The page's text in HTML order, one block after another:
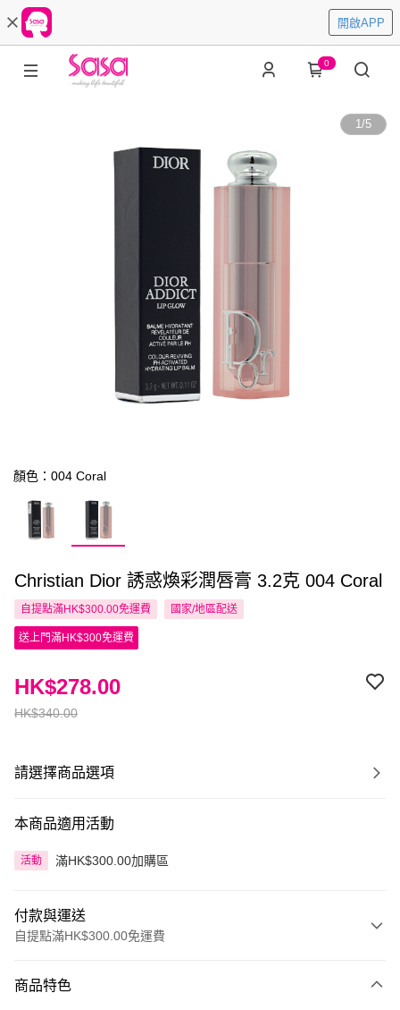
開啟APP
0
1/5
顏色：004 Coral
Christian Dior 誘惑煥彩潤唇膏 3.2克 004 Coral
自提點滿HK$300.00免運費 國家/地區配送
送上門滿HK$300免運費
HK$340.00
HK$278.00
請選擇商品選項
本商品適用活動
活動 滿HK$300.00加購區
付款與運送
自提點滿HK$300.00免運費
信用卡
商品特色